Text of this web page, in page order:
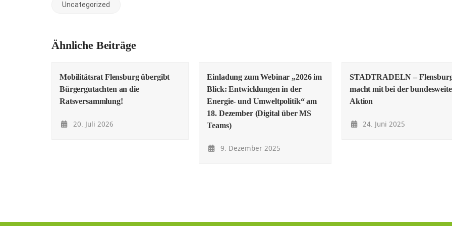
Uncategorized
Ähnliche Beiträge
Mobilitätsrat Flensburg übergibt
Bürgergutachten an die
Ratsversammlung!
20. Juli 2026
Einladung zum Webinar „2026 im
Blick: Entwicklungen in der
Energie- und Umweltpolitik“ am
18. Dezember (Digital über MS
Teams)
9. Dezember 2025
STADTRADELN –
macht mit bei der
Aktion
24. Juni 2025